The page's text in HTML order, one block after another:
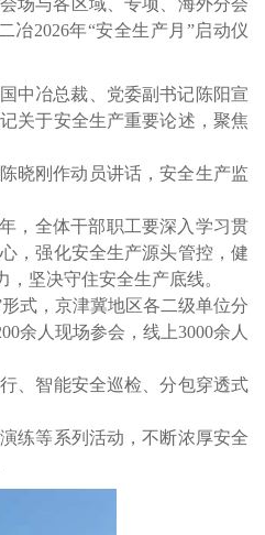
场与各区域、专项、海外分会
2026年“安全生产月”启动仪
冶总裁、党委副书记陈阳宣
关于安全生产重要论述，聚焦
晓刚作动员讲话，安全生产监
，全体干部职工要深入学习贯
，强化安全生产源头管控，健
坚决守住安全生产底线。
式，京津冀地区各二级单位分
余人现场参会，线上3000余人
、智能安全巡检、分包穿透式
练等系列活动，不断浓厚安全